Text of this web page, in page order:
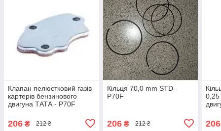
Клапан пелюстковий газів
картерів бензинового
двигуна ТАТА - P70F
206 ₴ 212 ₴
Кільця 70,0 mm STD -
P70F
206₴ 212 ₴
0,25
206